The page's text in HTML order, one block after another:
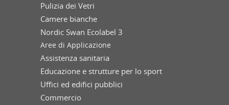
Pulizia dei Vetri
Camere bianche
Nordic Swan Ecolabel 3
Aree di Applicazione
Assistenza sanitaria
Educazione e strutture per lo sport
Uffici ed edifici pubblici
Commercio